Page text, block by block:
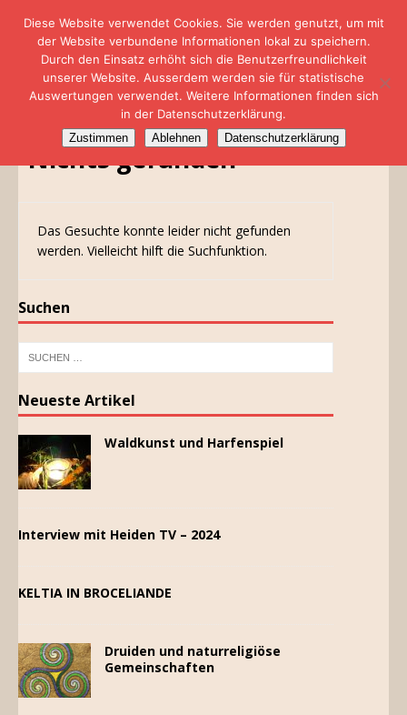
Nichts gefunden
Das Gesuchte konnte leider nicht gefunden
werden. Vielleicht hilft die Suchfunktion.
Suchen
Neueste Artikel
Waldkunst und Harfenspiel
Interview mit Heiden TV – 2024
KELTIA IN BROCELIANDE
Druiden und naturreligiöse
Gemeinschaften
Diese Website verwendet Cookies. Sie werden genutzt, um mit
der Website verbundene Informationen lokal zu speichern.
Durch den Einsatz erhöht sich die Benutzerfreundlichkeit
unserer Website. Ausserdem werden sie für statistische
Auswertungen verwendet. Weitere Informationen finden sich
in der Datenschutzerklärung.
Zustimmen Ablehnen Datenschutzerklärung